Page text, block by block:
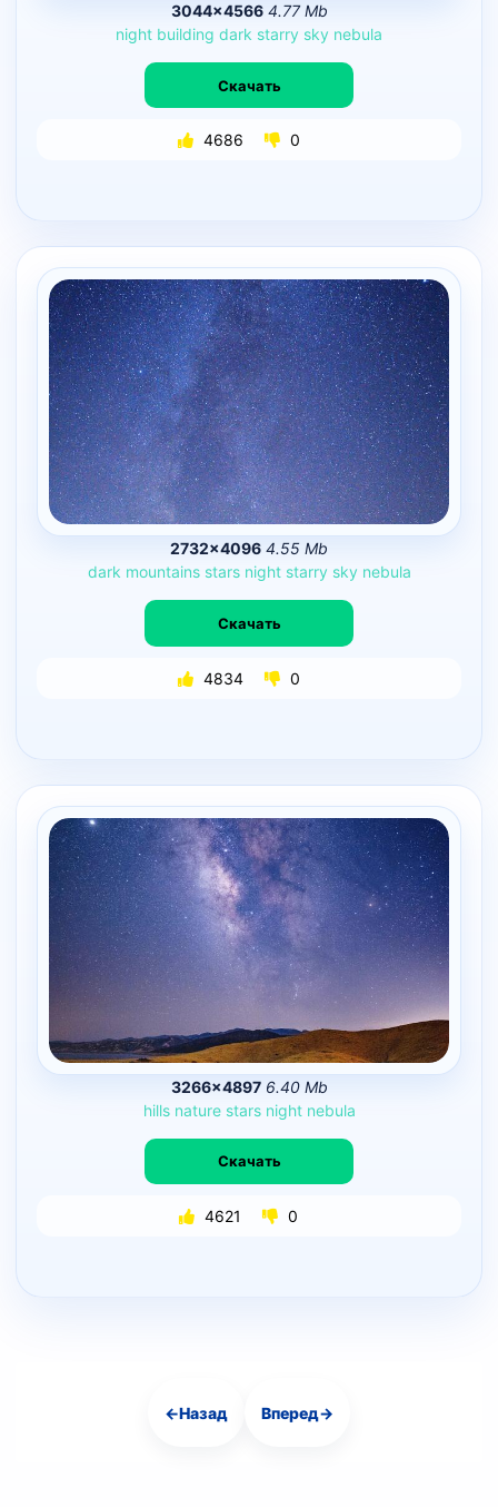
3044×4566 4.77 Mb
night building dark starry sky nebula
Скачать
4686 0
2732×4096 4.55 Mb
dark mountains stars night starry sky nebula
Скачать
4834 0
3266×4897 6.40 Mb
hills nature stars night nebula
Скачать
4621 0
Навигация
←Назад Вперед→